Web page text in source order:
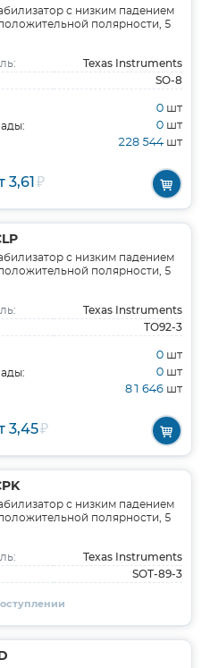
с низким падением
полярности, 5
Texas Instruments
SO-8
0 шт
0 шт
228 544 шт
3,61₽
с низким падением
полярности, 5
Texas Instruments
TO92-3
0 шт
0 шт
81 646 шт
3,45₽
с низким падением
полярности, 5
Texas Instruments
SOT-89-3